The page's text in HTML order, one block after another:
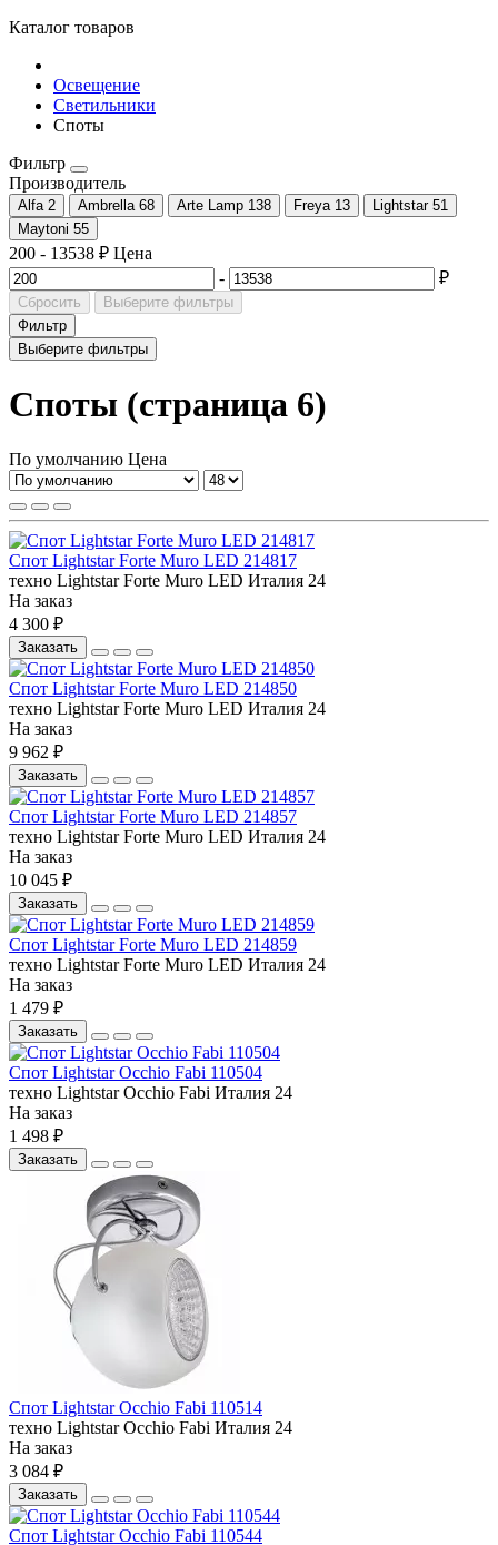
Каталог товаров
Освещение
Светильники
Споты
Фильтр
Производитель
Alfa 2 Ambrella 68 Arte Lamp 138 Freya 13 Lightstar 51
Maytoni 55
200 - 13538 ₽ Цена
-
₽
Сбросить
Выберите фильтры
Фильтр
Выберите фильтры
Споты (страница 6)
По умолчанию Цена
Спот Lightstar Forte Muro LED 214817
техно Lightstar Forte Muro LED Италия 24
На заказ
4 300 ₽
Заказать
Спот Lightstar Forte Muro LED 214850
техно Lightstar Forte Muro LED Италия 24
На заказ
9 962 ₽
Заказать
Спот Lightstar Forte Muro LED 214857
техно Lightstar Forte Muro LED Италия 24
На заказ
10 045 ₽
Заказать
Спот Lightstar Forte Muro LED 214859
техно Lightstar Forte Muro LED Италия 24
На заказ
1 479 ₽
Заказать
Спот Lightstar Occhio Fabi 110504
техно Lightstar Occhio Fabi Италия 24
На заказ
1 498 ₽
Заказать
Спот Lightstar Occhio Fabi 110514
техно Lightstar Occhio Fabi Италия 24
На заказ
3 084 ₽
Заказать
Спот Lightstar Occhio Fabi 110544